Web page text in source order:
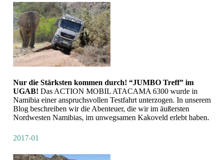
Nur die Stärksten kommen durch! “JUMBO Treff” im
UGAB! Das ACTION MOBIL ATACAMA 6300 wurde in
Namibia einer anspruchsvollen Testfahrt unterzogen. In unserem
Blog beschreiben wir die Abenteuer, die wir im äußersten
Nordwesten Namibias, im unwegsamen Kakoveld erlebt haben.
2017-01